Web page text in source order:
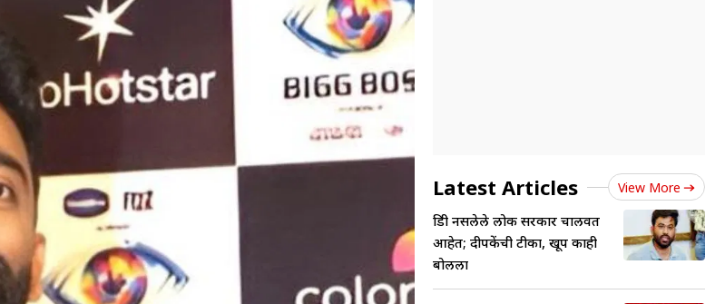
Latest Articles View More
डिग्री नसलेले लोक सरकार चालवत
आहेत; दीपकेंची टीका, खूप काही
बोलला